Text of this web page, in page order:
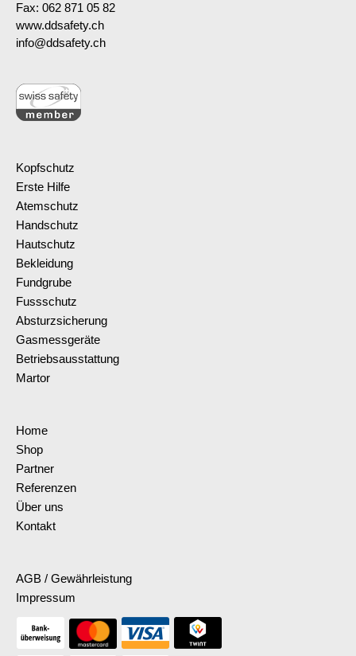
Fax: 062 871 05 82
www.ddsafety.ch
info@ddsafety.ch
Kopfschutz
Erste Hilfe
Atemschutz
Handschutz
Hautschutz
Bekleidung
Fundgrube
Fussschutz
Absturzsicherung
Gasmessgeräte
Betriebsausstattung
Martor
Home
Shop
Partner
Referenzen
Über uns
Kontakt
AGB / Gewährleistung
Impressum